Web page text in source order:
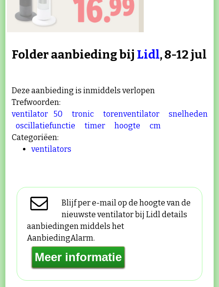
Folder aanbieding bij Lidl, 8-12 jul
Deze aanbieding is inmiddels verlopen
Trefwoorden:
ventilator
50 tronic torenventilator
snelheden
oscillatiefunctie
timer hoogte
cm
Categoriëen:
ventilators
Blijf per e-mail op de hoogte van de
nieuwste ventilator bij Lidl details
aanbiedingen middels het
AanbiedingAlarm.